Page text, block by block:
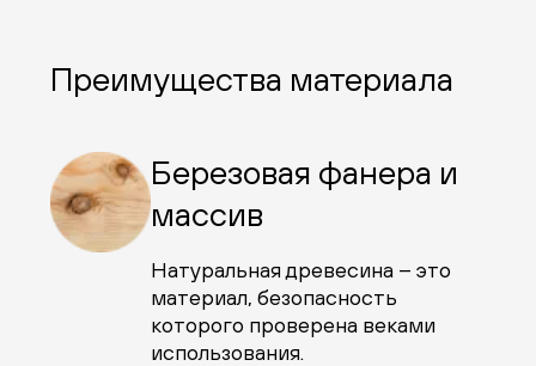
Преимущества материала
Березовая фанера и
массив
Натуральная древесина – это
материал, безопасность
которого проверена веками
использования.